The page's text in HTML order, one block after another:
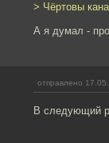
> Чёртовы
А я думал -
отправлено
В следующий